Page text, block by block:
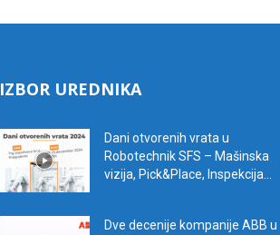
IZBOR UREDNIKA
Dani otvorenih vrata u
Robotechnik SFS – Mašinska
vizija, Pick&Place, Inspekcija...
Dve decenije kompanije ABB u